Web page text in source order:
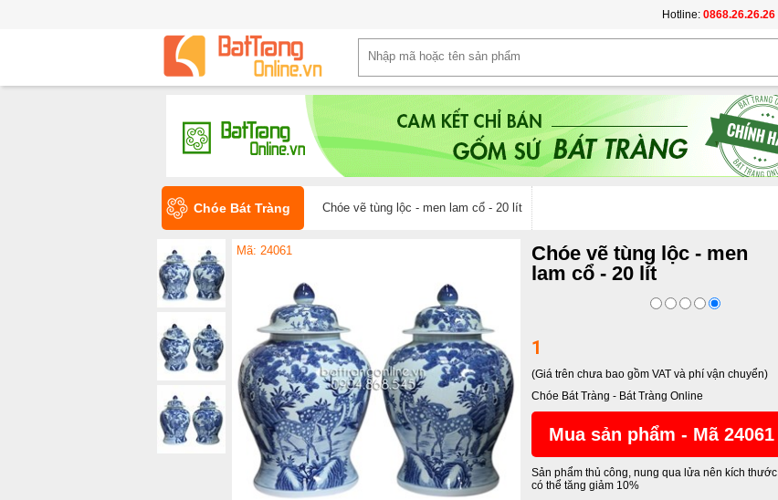
Hotline: 0868.26.26.26
Chóe Bát Tràng Chóe vẽ tùng lộc - men lam cổ - 20 lít
Mã: 24061
Chóe vẽ tùng lộc - men
lam cổ - 20 lít
1
(Giá trên chưa bao gồm VAT và phí vận chuyển)
Chóe Bát Tràng - Bát Tràng Online
Mua sản phẩm - Mã 24061
Sản phẩm thủ công, nung qua lửa nên kích thước
có thể tăng giảm 10%